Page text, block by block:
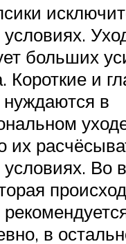
больших
Короткие и
в
их
Во
в